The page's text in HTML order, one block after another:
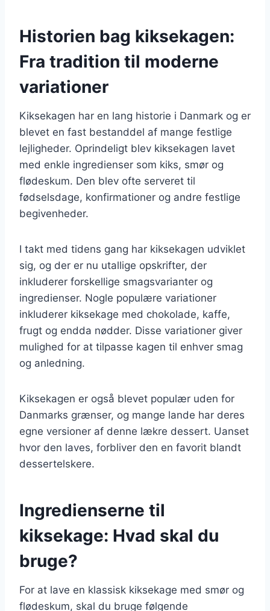
Historien bag kiksekagen:
Fra tradition til moderne
variationer
Kiksekagen har en lang historie i Danmark og er
blevet en fast bestanddel af mange festlige
lejligheder. Oprindeligt blev kiksekagen lavet
med enkle ingredienser som kiks, smør og
flødeskum. Den blev ofte serveret til
fødselsdage, konfirmationer og andre festlige
begivenheder.
I takt med tidens gang har kiksekagen udviklet
sig, og der er nu utallige opskrifter, der
inkluderer forskellige smagsvarianter og
ingredienser. Nogle populære variationer
inkluderer kiksekage med chokolade, kaffe,
frugt og endda nødder. Disse variationer giver
mulighed for at tilpasse kagen til enhver smag
og anledning.
Kiksekagen er også blevet populær uden for
Danmarks grænser, og mange lande har deres
egne versioner af denne lækre dessert. Uanset
hvor den laves, forbliver den en favorit blandt
dessertelskere.
Ingredienserne til
kiksekage: Hvad skal du
bruge?
For at lave en klassisk kiksekage med smør og
flødeskum, skal du bruge følgende